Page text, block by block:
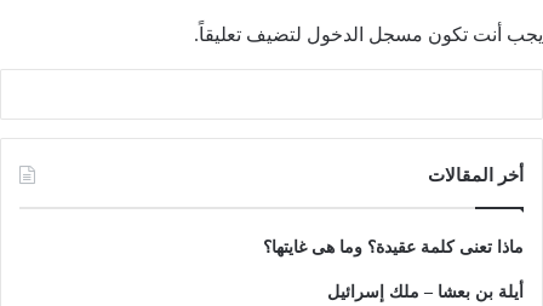
يجب أنت تكون مسجل الدخول لتضيف تعليقاً.
أخر المقالات
ماذا تعنى كلمة عقيدة؟ وما هى غايتها؟
أيلة بن بعشا – ملك إسرائيل